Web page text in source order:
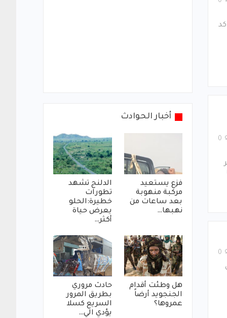
أخبار الحوادث
فزع يستعيد
مركبة منهوبة
بعد ساعات من
نهبها…
الدلنج تشهد
تطورات
خطيرة:الحلو
يعرض حياة
أكثر…
هل وطئت أقدام
الجنجويد أرضاً
عمروها؟
حادث مروري
بطريق المرور
السريع كسلا
يؤدي الي…